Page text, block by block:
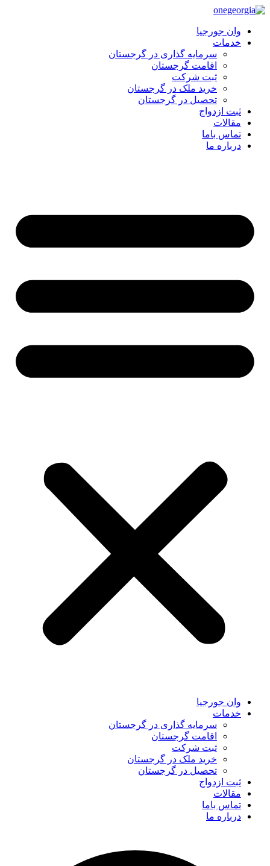
وان جورجیا
خدمات
سرمایه گذاری در گرجستان
اقامت گرجستان
ثبت شرکت
خرید ملک در گرجستان
تحصیل در گرجستان
ثبت ازدواج
مقالات
تماس باما
درباره ما
وان جورجیا
خدمات
سرمایه گذاری در گرجستان
اقامت گرجستان
ثبت شرکت
خرید ملک در گرجستان
تحصیل در گرجستان
ثبت ازدواج
مقالات
تماس باما
درباره ما